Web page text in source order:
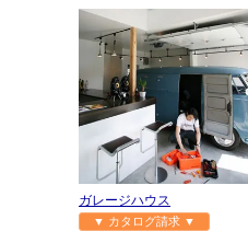
ガレージハウス
▼ カタログ請求 ▼